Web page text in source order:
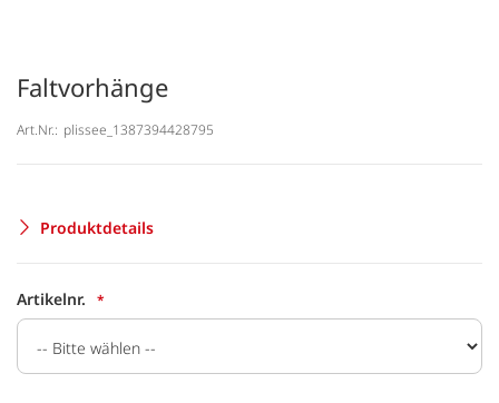
Faltvorhänge
Art.Nr.: plissee_1387394428795
Produktdetails
Artikelnr.